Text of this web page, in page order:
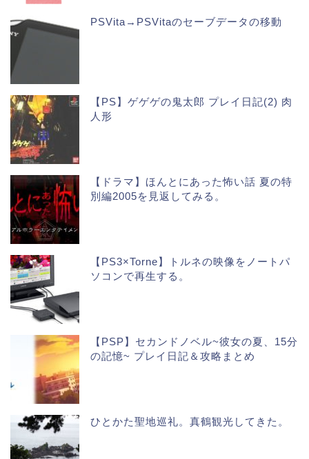
PSVita→PSVitaのセーブデータの移動
【PS】ゲゲゲの鬼太郎 プレイ日記(2) 肉
人形
【ドラマ】ほんとにあった怖い話 夏の特
別編2005を見返してみる。
【PS3×Torne】トルネの映像をノートパ
ソコンで再生する。
【PSP】セカンドノベル~彼女の夏、15分
の記憶~ プレイ日記＆攻略まとめ
ひとかた聖地巡礼。真鶴観光してきた。